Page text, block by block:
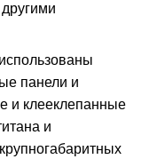
панели и
и клееклепанные
и